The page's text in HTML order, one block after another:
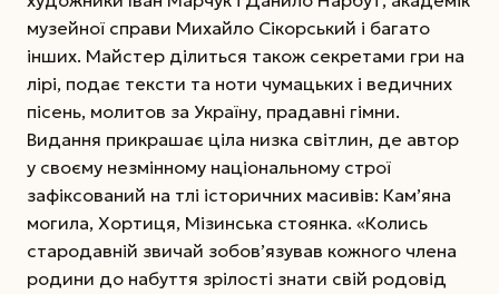
музейної справи Михайло Сікорський і багато
інших. Майстер ділиться також секретами гри на
лірі, подає тексти та ноти чумацьких і ведичних
пісень, молитов за Україну, прадавні гімни.
Видання прикрашає ціла низка світлин, де автор
у своєму незмінному національному строї
зафіксований на тлі історичних масивів: Кам’яна
могила, Хортиця, Мізинська стоянка. «Колись
стародавній звичай зобов’язував кожного члена
родини до набуття зрілості знати свій родовід